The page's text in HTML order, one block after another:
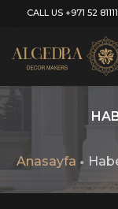
CALL US +971 52
Anasayfa